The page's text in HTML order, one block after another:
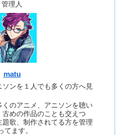
管理人
matu
ンを１人でも多くの方へ見
のアニメ、アニソンを聴い
めの作品のことも交えつ
歌、制作されてる方を管理
てます。